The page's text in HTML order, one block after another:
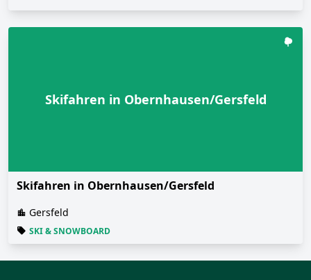
Skifahren in Obernhausen/Gersfeld
Skifahren in Obernhausen/Gersfeld
Gersfeld
SKI & SNOWBOARD